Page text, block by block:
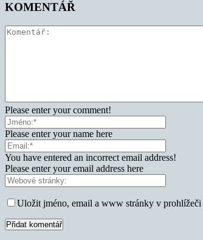
KOMENTÁŘ
Please enter your comment!
Please enter your name here
You have entered an incorrect email address!
Please enter your email address here
Uložit jméno, email a www stránky v prohlížeči